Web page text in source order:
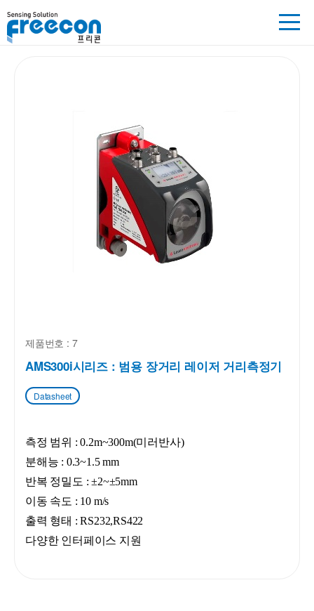
제품번호 : 7
AMS300i시리즈 : 범용 장거리 레이저 거리측정기
Datasheet
측정 범위 : 0.2m~300m(미러반사)
분해능 : 0.3~1.5 mm
반복 정밀도 : ±2~±5mm
이동 속도 : 10 m/s
출력 형태 : RS232,RS422
다양한 인터페이스 지원